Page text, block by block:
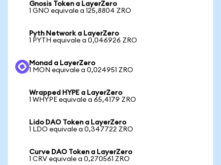
Gnosis Token a LayerZero
1 GNO equivale a 125,8804 ZRO
Pyth Network a LayerZero
1 PYTH equivale a 0,046926 ZRO
Monad a LayerZero
1 MON equivale a 0,024951 ZRO
Wrapped HYPE a LayerZero
1 WHYPE equivale a 65,4179 ZRO
Lido DAO Token a LayerZero
1 LDO equivale a 0,347722 ZRO
Curve DAO Token a LayerZero
1 CRV equivale a 0,270561 ZRO